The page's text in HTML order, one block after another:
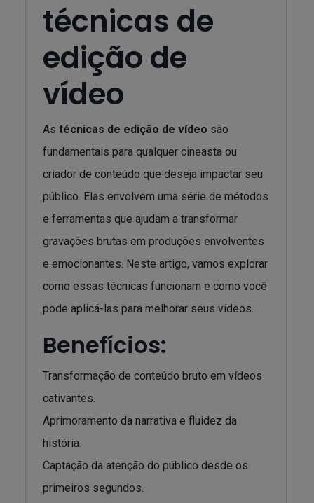
técnicas de
edição de
vídeo
As técnicas de edição de vídeo são
fundamentais para qualquer cineasta ou
criador de conteúdo que deseja impactar seu
público. Elas envolvem uma série de métodos
e ferramentas que ajudam a transformar
gravações brutas em produções envolventes
e emocionantes. Neste artigo, vamos explorar
como essas técnicas funcionam e como você
pode aplicá-las para melhorar seus vídeos.
Benefícios:
Transformação de conteúdo bruto em vídeos
cativantes.
Aprimoramento da narrativa e fluidez da
história.
Captação da atenção do público desde os
primeiros segundos.